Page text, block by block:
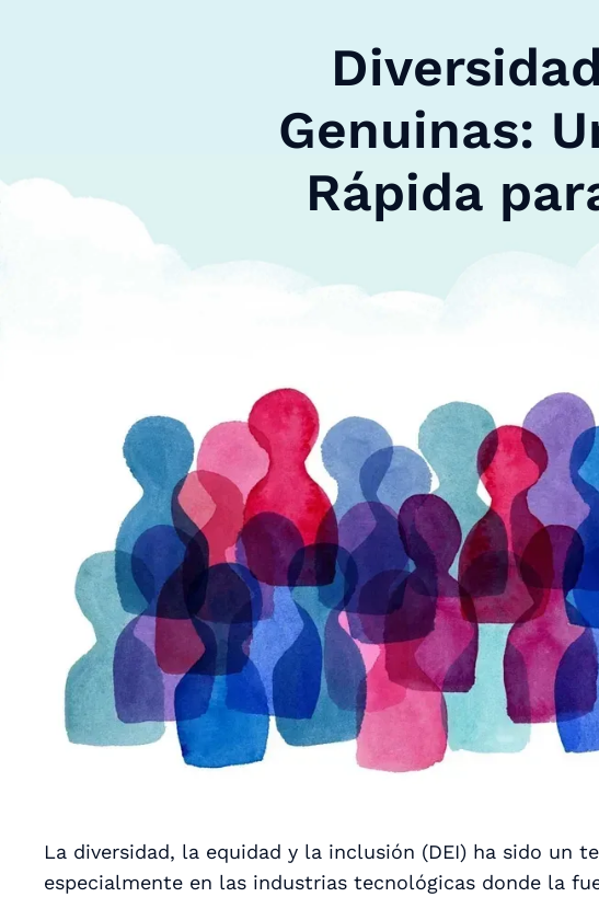
Genuinas:
Rápida
La diversidad, la equidad y la inclusión (DEI) ha sido un
especialmente en las industrias tecnológicas donde la